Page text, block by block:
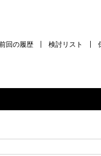
回の履歴 検討リスト